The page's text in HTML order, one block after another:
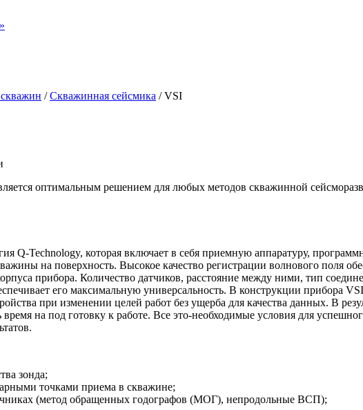
/Скважинная сейсмика /VSI
оптимальным решением для любых методов скважинной
Q-Technology, которая включает в себя приемную аппаратуру,
на поверхность. Высокое качество регистрации волнового поля
прибора. Количество датчиков, расстояние между ними, тип
его максимальную универсальность. В конструкции прибора
при изменении целей работ без ущерба для качества данных. В
на под готовку к работе. Все это-необходимые условия для
зонда;
точками приема в скважине;
(метод обращенных годографов (МОГ), непродольные ВСП);